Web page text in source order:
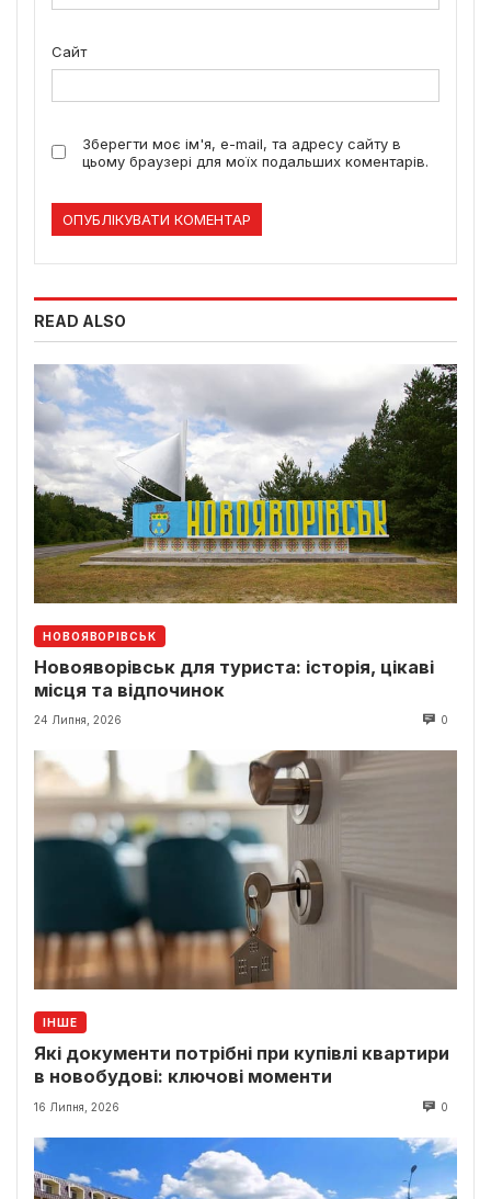
Сайт
Зберегти моє ім'я, e-mail, та адресу сайту в
цьому браузері для моїх подальших коментарів.
READ ALSO
НОВОЯВОРІВСЬК
Новояворівськ для туриста: історія, цікаві
місця та відпочинок
24 Липня, 2026 0
ІНШЕ
Які документи потрібні при купівлі квартири
в новобудові: ключові моменти
16 Липня, 2026 0